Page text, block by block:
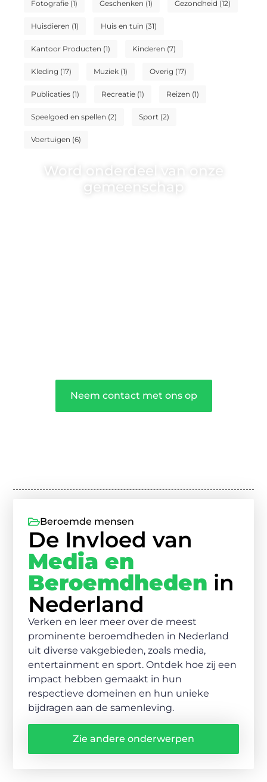
Fotografie(1) Geschenken (1) Gezondheid (12)
Huisdieren (1) Huis en tuin (31)
Kantoor Producten (1) Kinderen (7)
Kleding (17) Muziek(1) Overig (17)
Publicaties(1) Recreatie(1) Reizen (1)
Speelgoed en spellen (2) Sport(2)
Voertuigen (6)
Word onderdeel van onze
gemeenschap
Neem contact met ons op
Beroemde mensen
De Invloed van
Media en
Beroemdheden in
Nederland
Verken en leer meer over de meest
prominente beroemdheden in Nederland
uit diverse vakgebieden, zoals media,
entertainment en sport. Ontdek hoe zij een
impact hebben gemaakt in hun
respectieve domeinen en hun unieke
bijdragen aan de samenleving.
Zie andere onderwerpen